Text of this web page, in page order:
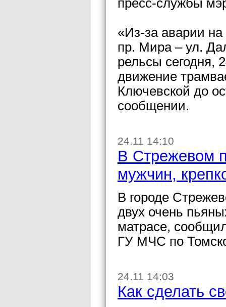
пресс-службы
«Из-за аварии
пр. Мира – ул.
рельсы сегодня,
движение
Ключевской до
сообщении.
24.11 14:10
В Стрежевом
мужчин,
В городе
двух очень
матрасе,
ГУ МЧС по
24.11 14:03
Как сделать